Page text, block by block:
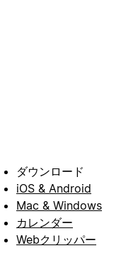
ダウンロード
iOS & Android
Mac & Windows
カレンダー
Webクリッパー